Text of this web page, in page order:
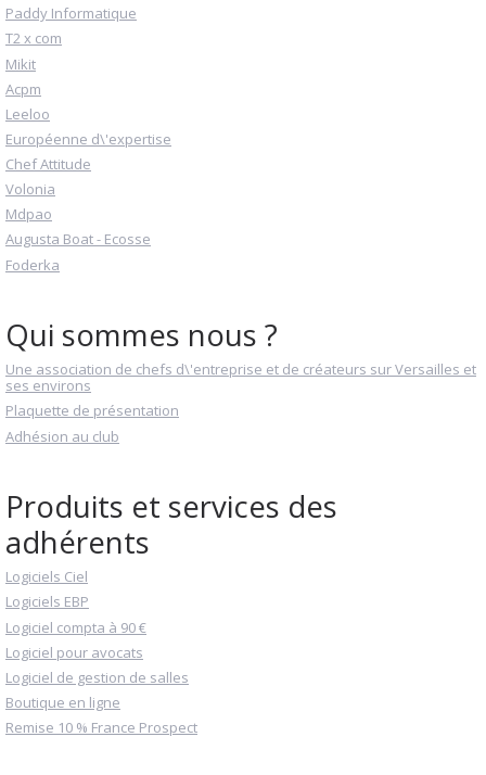
Paddy Informatique
T2 x com
Mikit
Acpm
Leeloo
Européenne d\'expertise
Chef Attitude
Volonia
Mdpao
Augusta Boat - Ecosse
Foderka
Qui sommes nous ?
Une association de chefs d\'entreprise et de créateurs sur Versailles et
ses environs
Plaquette de présentation
Adhésion au club
Produits et services des
adhérents
Logiciels Ciel
Logiciels EBP
Logiciel compta à 90 €
Logiciel pour avocats
Logiciel de gestion de salles
Boutique en ligne
Remise 10 % France Prospect